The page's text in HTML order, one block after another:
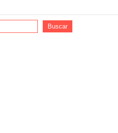
Buscar